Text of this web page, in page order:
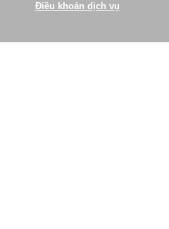
Điều khoản dịch vụ